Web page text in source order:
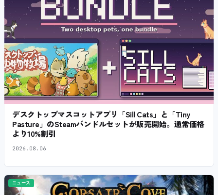
デスクトップマスコットアプリ「Sill Cats」と「Tiny
Pasture」のSteamバンドルセットが販売開始。通常価格
より10%割引
2026.08.06
ニュース